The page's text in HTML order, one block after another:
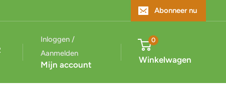
Abonneer nu
Inloggen /
Aanmelden
Mijn account
0
Winkelwagen